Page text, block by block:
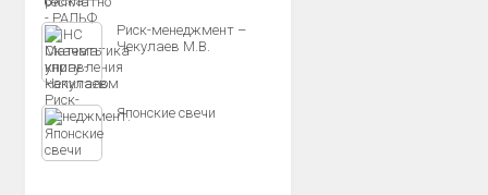
Риск-менеджмент –
Чекулаев М.В.
Японские свечи